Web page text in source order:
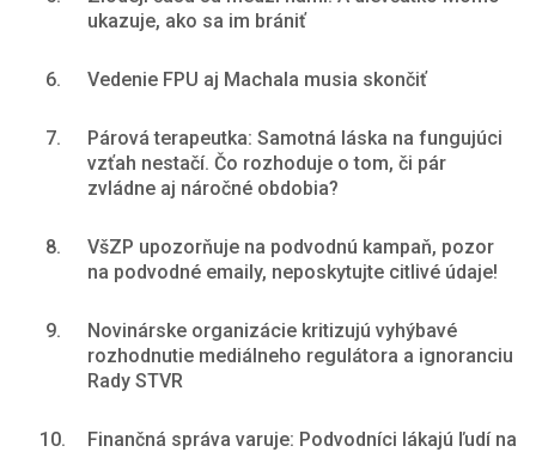
ukazuje, ako sa im brániť
6. Vedenie FPU aj Machala musia skončiť
7.
Párová terapeutka: Samotná láska na fungujúci
vzťah nestačí. Čo rozhoduje o tom, či pár
zvládne aj náročné obdobia?
8.
VšZP upozorňuje na podvodnú kampaň, pozor
na podvodné emaily, neposkytujte citlivé údaje!
9.
Novinárske organizácie kritizujú vyhýbavé
rozhodnutie mediálneho regulátora a ignoranciu
Rady STVR
10.
Finančná správa varuje: Podvodníci lákajú ľudí na